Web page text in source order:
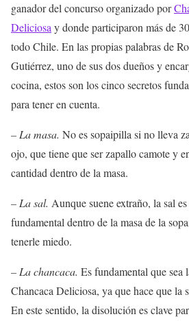
ganador del concurso organizado por
Deliciosa y donde participaron más de
todo Chile. En las propias palabras de
Gutiérrez, uno de sus dos dueños y
cocina, estos son los cinco secretos
para tener en cuenta.
– La masa. No es sopaipilla si no lleva
ojo, que tiene que ser zapallo camote y
cantidad dentro de la masa.
– La sal. Aunque suene extraño, la sal
fundamental dentro de la masa de la
tenerle miedo.
– La chancaca. Es fundamental que sea
Chancaca Deliciosa, ya que hace que la
En este sentido, la disolución es clave